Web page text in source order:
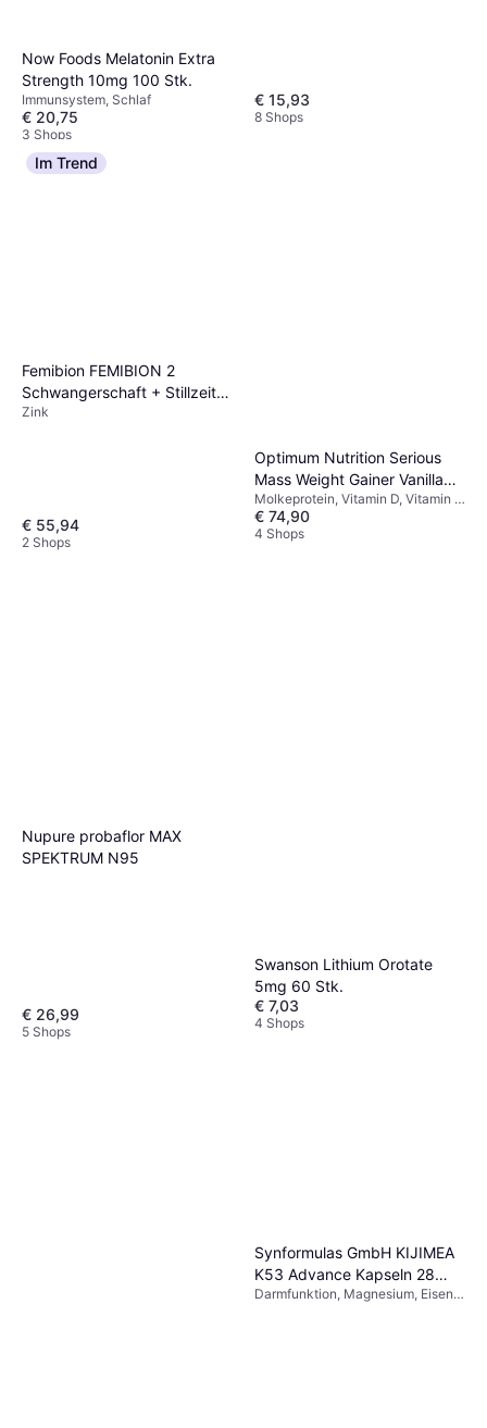
Now Foods Melatonin Extra
Strength 10mg 100 Stk.
Immunsystem, Schlaf
€ 20,75
3 Shops
€ 15,93
8 Shops
Im Trend
Femibion FEMIBION 2
Schwangerschaft + Stillzeit
60 Stk.
Zink
€ 55,94
2 Shops
Optimum Nutrition Serious
Mass Weight Gainer Vanilla
5.44kg
Molkeprotein, Vitamin D, Vitamin E,
Vitamin C, Vitamin B, Zink,
Natrium, Jod, Eisen, Kalzium,
€ 74,90
4 Shops
Nupure probaflor MAX
SPEKTRUM N95
€ 26,99
5 Shops
Swanson Lithium Orotate
5mg 60 Stk.
€ 7,03
4 Shops
Synformulas GmbH KIJIMEA
K53 Advance Kapseln 28
Stk.
Darmfunktion, Magnesium, Eisen,